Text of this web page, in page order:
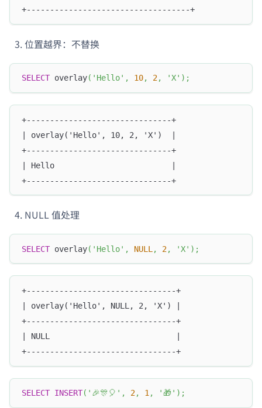
+-----------------------------------+
位置越界：不替换
SELECT overlay( 'Hello' , 10, 2, 'X' ) ;
+-------------------------------+
| overlay('Hello', 10, 2, 'X')  |
+-------------------------------+
| Hello                         |
+-------------------------------+
NULL 值处理
SELECT overlay( 'Hello' , NULL , 2, 'X' ) ;
+--------------------------------+
| overlay('Hello', NULL, 2, 'X') |
+--------------------------------+
| NULL                           |
+--------------------------------+
SELECT INSERT( '🎉🎊🎈' , 2, 1 , '🎁' ) ;